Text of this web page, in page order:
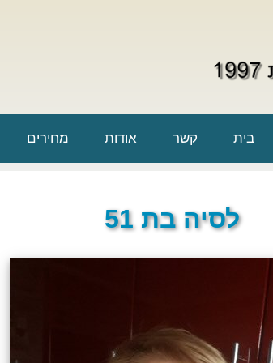
בית קשר אודות מחירים
לסיה בת 51